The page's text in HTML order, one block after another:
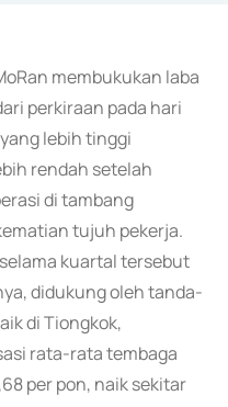
membukukan laba
perkiraan pada hari
lebih tinggi
rendah setelah
di tambang
tujuh pekerja.
kuartal tersebut
didukung oleh tanda-
di Tiongkok,
rata-rata tembaga
per pon, naik sekitar